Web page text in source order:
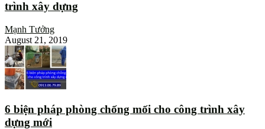
trình xây dựng
Mạnh Tưởng
August 21, 2019
6 biện pháp phòng chống mối cho công trình xây
dựng mới